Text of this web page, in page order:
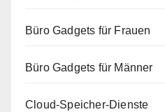
Büro Gadgets für Frauen
Büro Gadgets für Männer
Cloud-Speicher-Dienste